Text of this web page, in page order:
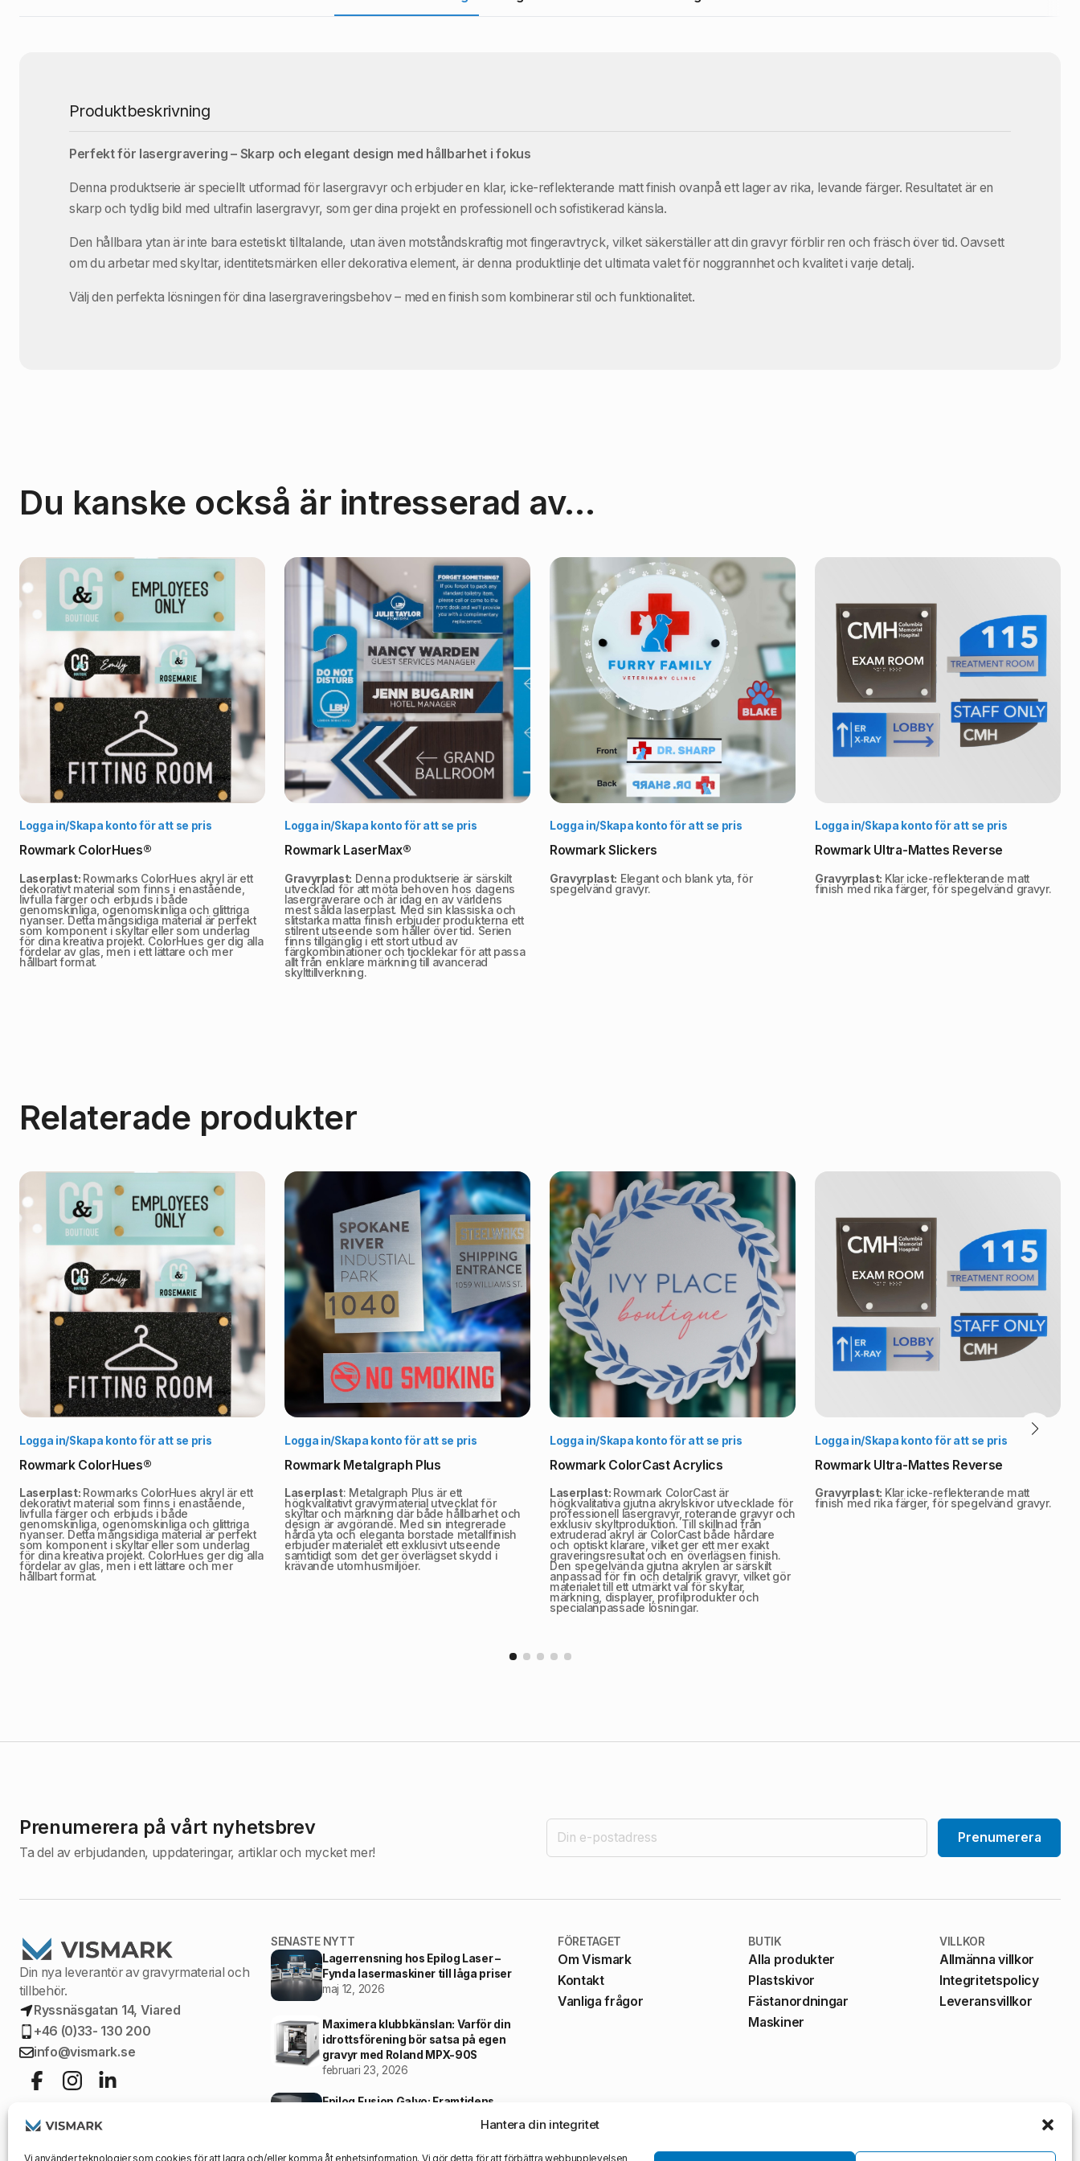
Hantera din integritet
Vi använder teknologier som cookies för att lagra och/eller komma åt enhetsinformation. Vi gör detta för att förbättra webbupplevelsen
Produktbeskrivning
Perfekt för lasergravering – Skarp och elegant design med hållbarhet i fokus
Denna produktserie är speciellt utformad för lasergravyr och erbjuder en klar, icke-reflekterande matt finish ovanpå ett lager av rika, levande färger. Resultatet är en
skarp och tydlig bild med ultrafin lasergravyr, som ger dina projekt en professionell och sofistikerad känsla.
Den hållbara ytan är inte bara estetiskt tilltalande, utan även motståndskraftig mot fingeravtryck, vilket säkerställer att din gravyr förblir ren och fräsch över tid. Oavsett
om du arbetar med skyltar, identitetsmärken eller dekorativa element, är denna produktlinje det ultimata valet för noggrannhet och kvalitet i varje detalj.
Välj den perfekta lösningen för dina lasergraveringsbehov – med en finish som kombinerar stil och funktionalitet.
Du kanske också är intresserad av…
Logga in/Skapa konto för att se pris
Rowmark ColorHues®
Laserplast: Rowmarks ColorHues akryl är ett
dekorativt material som finns i enastående,
livfulla färger och erbjuds i både
genomskinliga, ogenomskinliga och glittriga
nyanser. Detta mångsidiga material är perfekt
som komponent i skyltar eller som underlag
för dina kreativa projekt. ColorHues ger dig alla
fördelar av glas, men i ett lättare och mer
hållbart format.
Välj alternativ Logga in/Skapa konto för att se pris
Rowmark LaserMax®
Gravyrplast: Denna produktserie är särskilt
utvecklad för att möta behoven hos dagens
lasergraverare och är idag en av världens
mest sålda laserplast. Med sin klassiska och
slitstarka matta finish erbjuder produkterna ett
stilrent utseende som håller över tid. Serien
finns tillgänglig i ett stort utbud av
färgkombinationer och tjocklekar för att passa
allt från enklare märkning till avancerad
skylttillverkning.
Välj alternativ Logga in/Skapa konto för att se pris
Rowmark Slickers
Gravyrplast: Elegant och blank yta, för
spegelvänd gravyr.
Välj alternativ Logga in/Skapa konto för att se pris
Rowmark Ultra-Mattes Reverse
Gravyrplast: Klar icke-reflekterande matt
finish med rika färger, för spegelvänd gravyr.
Välj alternativ
Relaterade produkter
Logga in/Skapa konto för att se pris
Rowmark ColorHues®
Laserplast: Rowmarks ColorHues akryl är ett
dekorativt material som finns i enastående,
livfulla färger och erbjuds i både
genomskinliga, ogenomskinliga och glittriga
nyanser. Detta mångsidiga material är perfekt
som komponent i skyltar eller som underlag
för dina kreativa projekt. ColorHues ger dig alla
fördelar av glas, men i ett lättare och mer
hållbart format.
Välj alternativ Logga in/Skapa konto för att se pris
Rowmark Metalgraph Plus
Laserplast: Metalgraph Plus är ett
högkvalitativt gravyrmaterial utvecklat för
skyltar och märkning där både hållbarhet och
design är avgörande. Med sin integrerade
hårda yta och eleganta borstade metallfinish
erbjuder materialet ett exklusivt utseende
samtidigt som det ger överlägset skydd i
krävande utomhusmiljöer.
Välj alternativ Logga in/Skapa konto för att se pris
Rowmark ColorCast Acrylics
Laserplast: Rowmark ColorCast är
högkvalitativa gjutna akrylskivor utvecklade för
professionell lasergravyr, roterande gravyr och
exklusiv skyltproduktion. Till skillnad från
extruderad akryl är ColorCast både hårdare
och optiskt klarare, vilket ger ett mer exakt
graveringsresultat och en överlägsen finish.
Den spegelvända gjutna akrylen är särskilt
anpassad för fin och detaljrik gravyr, vilket gör
materialet till ett utmärkt val för skyltar,
märkning, displayer, profilprodukter och
specialanpassade lösningar.
Välj alternativ Logga in/Skapa konto för att se pris
Rowmark Ultra-Mattes Reverse
Gravyrplast: Klar icke-reflekterande matt
finish med rika färger, för spegelvänd gravyr.
Välj alternativ
Prenumerera på vårt nyhetsbrev
Ta del av erbjudanden, uppdateringar, artiklar och mycket mer!
Prenumerera
Din nya leverantör av gravyrmaterial och
tillbehör.
Ryssnäsgatan 14, Viared
+46 (0)33- 130 200
info@vismark.se
SENASTE NYTT
Lagerrensning hos Epilog Laser –
Fynda lasermaskiner till låga priser
maj 12, 2026
Maximera klubbkänslan: Varför din
idrottsförening bör satsa på egen
gravyr med Roland MPX-90S
februari 23, 2026
Epilog Fusion Galvo: Framtidens
FÖRETAGET
Om Vismark
Kontakt
Vanliga frågor
BUTIK
Alla produkter
Plastskivor
Fästanordningar
Maskiner
VILLKOR
Allmänna villkor
Integritetspolicy
Leveransvillkor